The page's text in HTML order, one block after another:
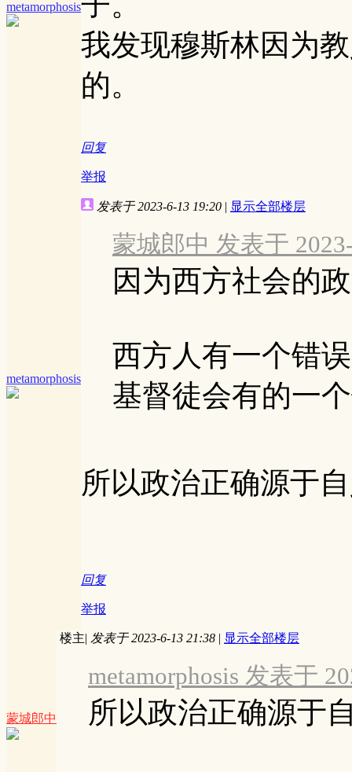
metamorphosis
我发现穆斯林因为
的。
回复
举报
metamorphosis
发表于 2023-6-13 19:20 | 显示全部楼层
蒙城郎中 发表于
因为西方社会的
西方人有一个错
基督徒会有的一
所以政治正确源于
回复
举报
蒙城郎中
楼主| 发表于 2023-6-13 21:38 | 显示全部楼层
metamorphosis 发表于
所以政治正确源于